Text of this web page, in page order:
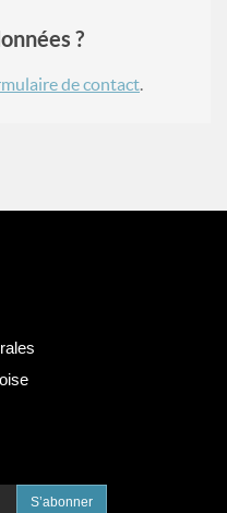
?
de contact.
S’abonner